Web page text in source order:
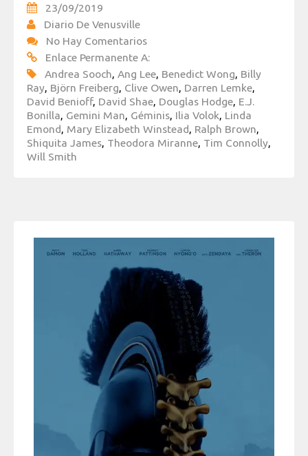
23/09/2019
Diario De Venusville
No Hay Comentarios
Enlace Permanente A:
Andrea Sooch, Ang Lee, Benedict Wong, Billy
Ray, Björn Freiberg, Clive Owen, Darren Lemke,
David Benioff, David Shae, Douglas Hodge, E.J.
Bonilla, Gemini Man, Géminis, Ilia Volok, Linda
Emond, Mary Elizabeth Winstead, Ralph Brown,
Shiquita James, Theodora Miranne, Tim Connolly,
Will Smith